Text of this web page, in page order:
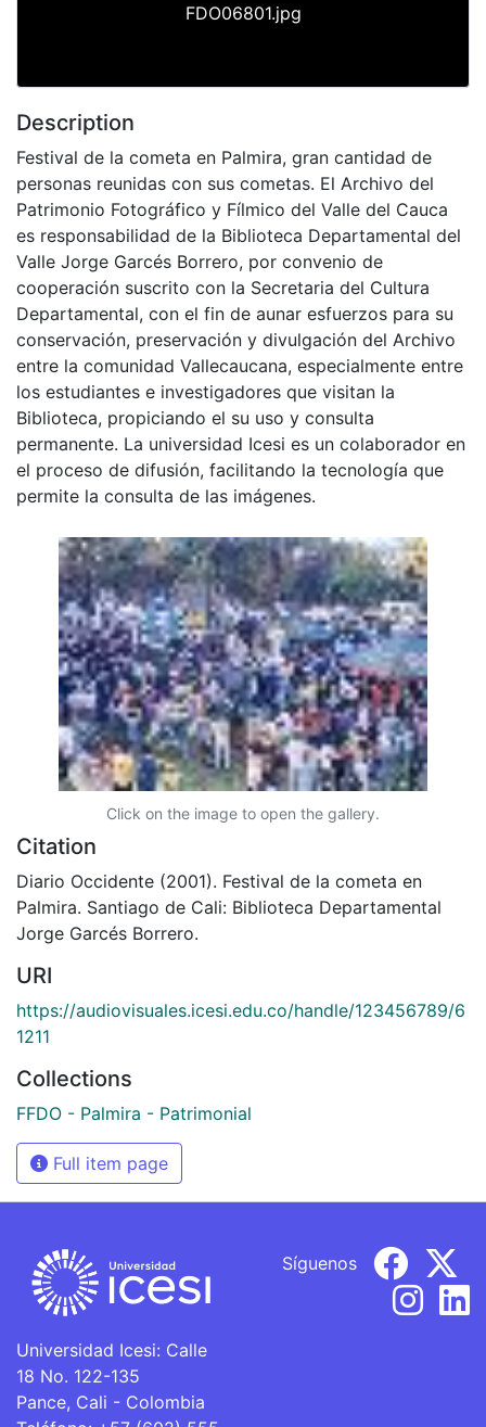
FDO06801.jpg
Description
Festival de la cometa en Palmira, gran cantidad de
personas reunidas con sus cometas. El Archivo del
Patrimonio Fotográfico y Fílmico del Valle del Cauca
es responsabilidad de la Biblioteca Departamental del
Valle Jorge Garcés Borrero, por convenio de
cooperación suscrito con la Secretaria del Cultura
Departamental, con el fin de aunar esfuerzos para su
conservación, preservación y divulgación del Archivo
entre la comunidad Vallecaucana, especialmente entre
los estudiantes e investigadores que visitan la
Biblioteca, propiciando el su uso y consulta
permanente. La universidad Icesi es un colaborador en
el proceso de difusión, facilitando la tecnología que
permite la consulta de las imágenes.
Click on the image to open the gallery.
Citation
Diario Occidente (2001). Festival de la cometa en
Palmira. Santiago de Cali: Biblioteca Departamental
Jorge Garcés Borrero.
URI
https://audiovisuales.icesi.edu.co/handle/123456789/6
1211
Collections
FFDO - Palmira - Patrimonial
Full item page
Universidad Icesi: Calle
18 No. 122-135
Pance, Cali - Colombia
Síguenos